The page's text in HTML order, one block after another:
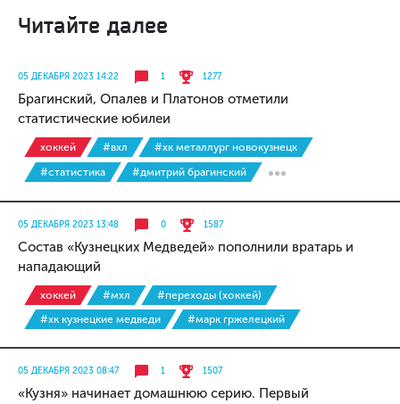
Читайте далее
05 ДЕКАБРЯ 2023 14:22 1 1277
Брагинский, Опалев и Платонов отметили
статистические юбилеи
хоккей #вхл
#хк металлург новокузнецк
#статистика
#дмитрий брагинский
05 ДЕКАБРЯ 2023 13:48 0 1587
Состав «Кузнецких Медведей» пополнили вратарь и
нападающий
хоккей #мхл
#переходы (хоккей)
#хк кузнецкие медведи
#марк гржелецкий
05 ДЕКАБРЯ 2023 08:47 1 1507
«Кузня» начинает домашнюю серию. Первый